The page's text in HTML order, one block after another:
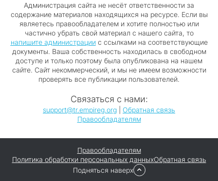
Администрация сайта не несёт ответственности за
содержание материалов находящихся на ресурсе. Если вы
являетесь правообладателем и хотите полностью или
частично убрать свой материал с нашего сайта, то
напишите администрациис ссылками на соответствующие
документы. Ваша собственность находилась в свободном
доступе и только поэтому была опубликована на нашем
сайте. Сайт некоммерческий, и мы не имеем возможности
проверять все публикации пользователей.
Связаться с нами:
support@tr.empireg.org
Обратная связь
Правообладателям
Правообладателям
Политика обработки персональных данныхОбратная связь
Подняться наверх